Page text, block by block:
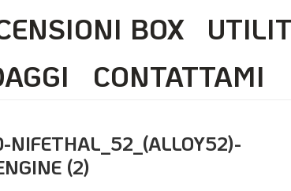
BOX
CONTATTAMI
NIFETHAL_52_(ALLOY52)-
(2)